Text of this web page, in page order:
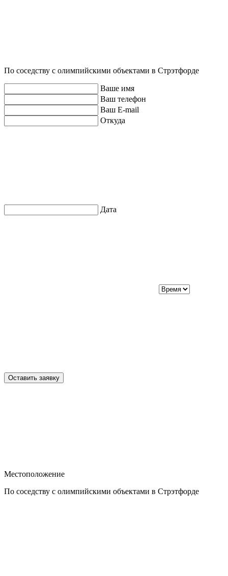
По соседству с олимпийскими объектами в Стрэтфорде
Ваше имя
Ваш телефон
Ваш E-mail
Откуда
Дата
Оставить заявку
Местоположение
По соседству с олимпийскими объектами в Стрэтфорде